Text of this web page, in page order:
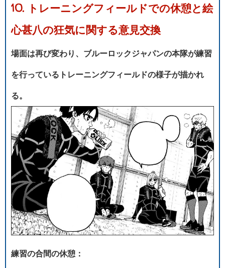
10. トレーニングフィールドでの休憩と絵
心甚八の狂気に関する意見交換
場面は再び変わり、ブルーロックジャパンの本隊が練習
を行っているトレーニングフィールドの様子が描かれ
る。
練習の合間の休憩：